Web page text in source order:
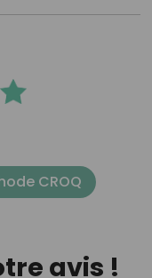
CROQ
avis !